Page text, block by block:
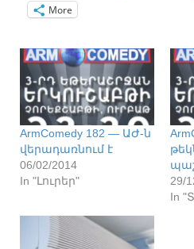
More
ArmComedy 182 — ԱԺ-ն
վերադառնում է
06/02/2014
In "Լուրեր"
29/
In